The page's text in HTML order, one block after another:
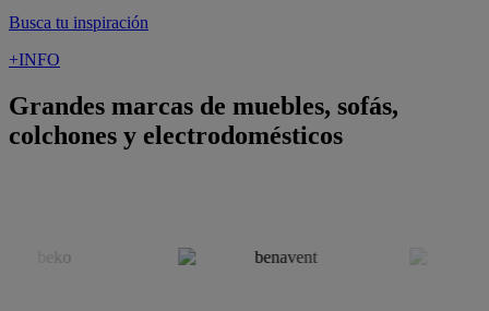
Busca tu inspiración
+INFO
Grandes marcas de muebles, sofás,
colchones y electrodomésticos